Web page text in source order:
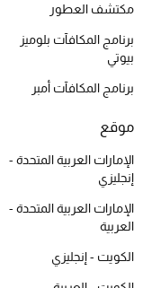
خصومات
جميع مستحضرات الجمال
الجديد في عالم الجمال
الأكثر مبيعاً
العطور
مكتشف العطور
مكتشف العطور
برنامج المكافآت بلوميز
بيوتي
برنامج المكافآت أمبر
موقع
الإمارات العربية المتحدة -
إنجليزي
الإمارات العربية المتحدة -
العربية
الكويت - إنجليزي